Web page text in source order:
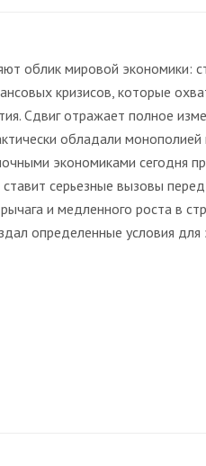
облик мировой экономики:
кризисов, которые
Сдвиг отражает полное
обладали монополией
экономиками сегодня
серьезные вызовы
и медленного роста в
определенные условия